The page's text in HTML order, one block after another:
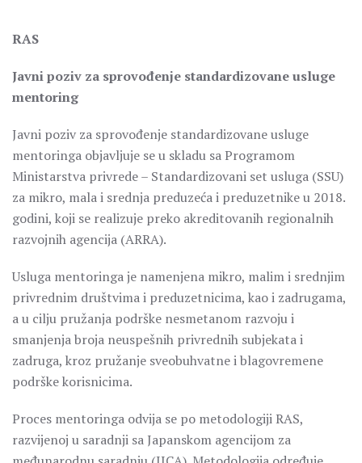
RAS
Javni poziv za sprovođenje standardizovane usluge
mentoring
Javni poziv za sprovođenje standardizovane usluge
mentoringa objavljuje se u skladu sa Programom
Ministarstva privrede – Standardizovani set usluga (SSU)
za mikro, mala i srednja preduzeća i preduzetnike u 2018.
godini, koji se realizuje preko akreditovanih regionalnih
razvojnih agencija (ARRA).
Usluga mentoringa je namenjena mikro, malim i srednjim
privrednim društvima i preduzetnicima, kao i zadrugama,
a u cilju pružanja podrške nesmetanom razvoju i
smanjenja broja neuspešnih privrednih subjekata i
zadruga, kroz pružanje sveobuhvatne i blagovremene
podrške korisnicima.
Proces mentoringa odvija se po metodologiji RAS,
razvijenoj u saradnji sa Japanskom agencijom za